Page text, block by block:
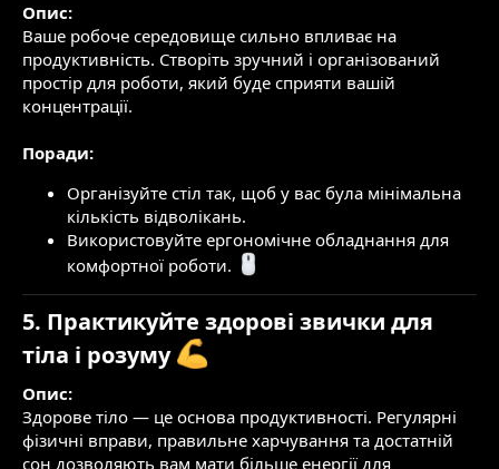
Опис:
Ваше робоче середовище сильно впливає на
продуктивність. Створіть зручний і організований
простір для роботи, який буде сприяти вашій
концентрації.
Поради:
Організуйте стіл так, щоб у вас була мінімальна
кількість відволікань.
Використовуйте ергономічне обладнання для
комфортної роботи.
5. Практикуйте здорові звички для
тіла і розуму
Опис:
Здорове тіло — це основа продуктивності. Регулярні
фізичні вправи, правильне харчування та достатній
сон дозволяють вам мати більше енергії для